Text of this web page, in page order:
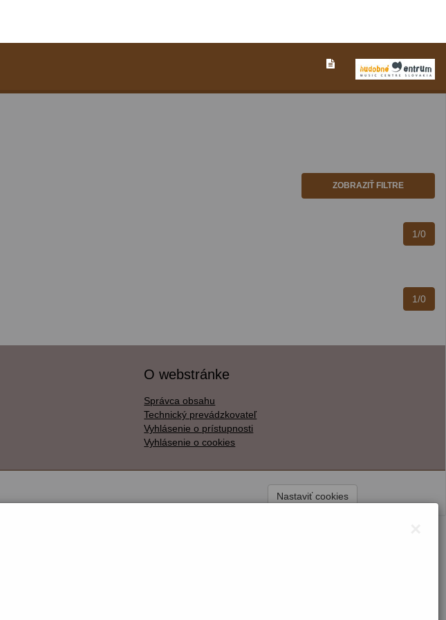
ZOBRAZIŤ FILTRE
1/0
1/0
O webstránke
Správca obsahu
Technický prevádzkovateľ
Vyhlásenie o prístupnosti
Vyhlásenie o cookies
Nastaviť cookies